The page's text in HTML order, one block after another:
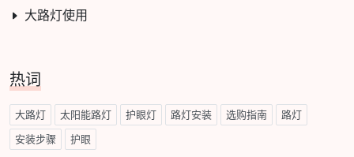
大路灯使用
热词
大路灯 太阳能路灯 护眼灯 路灯安装 选购指南 路灯
安装步骤 护眼